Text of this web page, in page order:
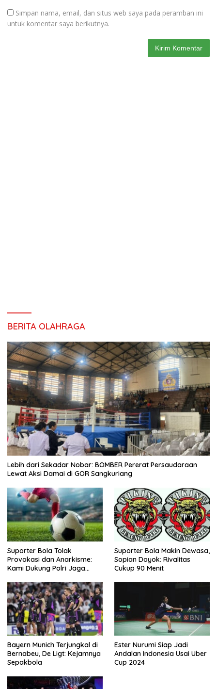
Simpan nama, email, dan situs web saya pada peramban ini
untuk komentar saya berikutnya.
BERITA OLAHRAGA
Lebih dari Sekadar Nobar: BOMBER Pererat Persaudaraan
Lewat Aksi Damai di GOR Sangkuriang
Suporter Bola Tolak
Provokasi dan Anarkisme:
Kami Dukung Polri Jaga
Suporter Bola Makin Dewasa,
Sopian Doyok: Rivalitas
Cukup 90 Menit
Bayern Munich Terjungkal di
Bernabeu, De Ligt: Kejamnya
Sepakbola
Ester Nurumi Siap Jadi
Andalan Indonesia Usai Uber
Cup 2024